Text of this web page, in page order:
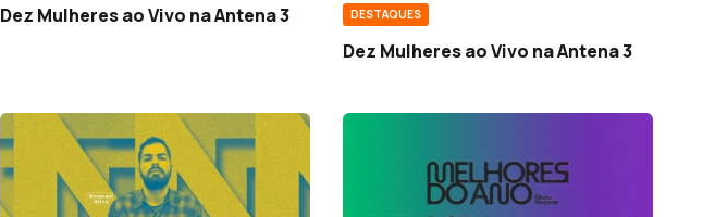
Dez Mulheres ao Vivo na Antena 3 DESTAQUES
Dez Mulheres ao Vivo na Antena 3